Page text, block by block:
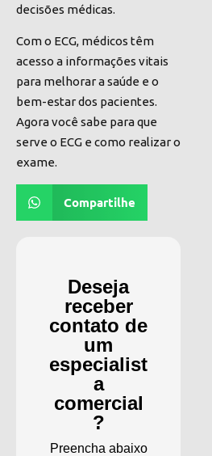
decisões médicas.
Com o ECG, médicos têm
acesso a informações vitais
para melhorar a saúde e o
bem-estar dos pacientes.
Agora você sabe para que
serve o ECG e como realizar o
exame.
Compartilhe
Deseja
receber
contato de
um
especialist
a
comercial
?
Preencha abaixo